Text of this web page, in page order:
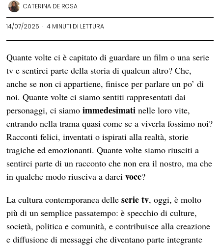
CATERINA DE ROSA
14/07/2025 4 MINUTI DI LETTURA
Quante volte ci è capitato di guardare un film o una serie
tv e sentirci parte della storia di qualcun altro? Che,
anche se non ci appartiene, finisce per parlare un po’ di
noi. Quante volte ci siamo sentiti rappresentati dai
personaggi, ci siamoimmedesimatinelle loro vite,
entrando nella trama quasi come se a viverla fossimo noi?
Racconti felici, inventati o ispirati alla realtà, storie
tragiche ed emozionanti. Quante volte siamo riusciti a
sentirci parte di un racconto che non era il nostro, ma che
in qualche modo riusciva a darcivoce?
La cultura contemporanea delleserie tv, oggi, è molto
più di un semplice passatempo: è specchio di culture,
società, politica e comunità, e contribuisce alla creazione
e diffusione di messaggi che diventano parte integrante